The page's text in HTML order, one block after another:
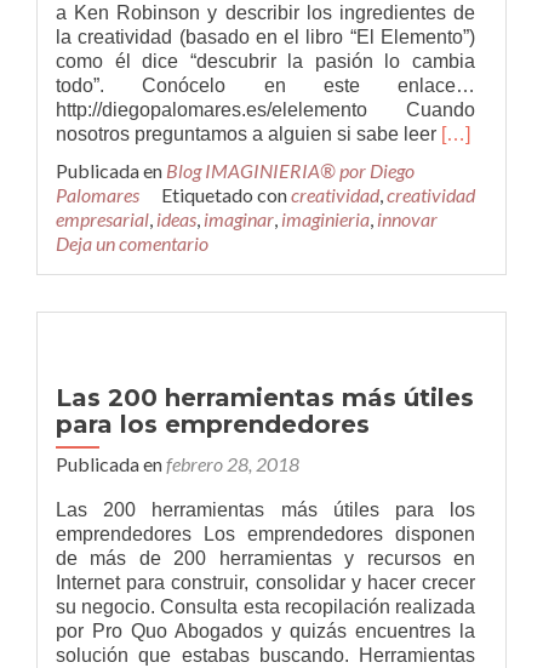
a Ken Robinson y describir los ingredientes de
la creatividad (basado en el libro “El Elemento”)
como él dice “descubrir la pasión lo cambia
todo”. Conócelo en este enlace…
http://diegopalomares.es/elelemento Cuando
nosotros preguntamos a alguien si sabe leer Leer
la
[…]
Publicada en Blog IMAGINIERIA® por Diego
Palomares
Etiquetado concreatividad,creatividad
empresarial, ideas, imaginar, imaginieria, innovar
Deja un comentario
Las 200 herramientas más útiles
para los emprendedores
Publicada enfebrero 28, 2018
Las 200 herramientas más útiles para los
emprendedores Los emprendedores disponen
de más de 200 herramientas y recursos en
Internet para construir, consolidar y hacer crecer
su negocio. Consulta esta recopilación realizada
por Pro Quo Abogados y quizás encuentres la
solución que estabas buscando. Herramientas